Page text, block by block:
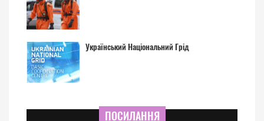
Український Національний Грід
ПОСИЛАННЯ